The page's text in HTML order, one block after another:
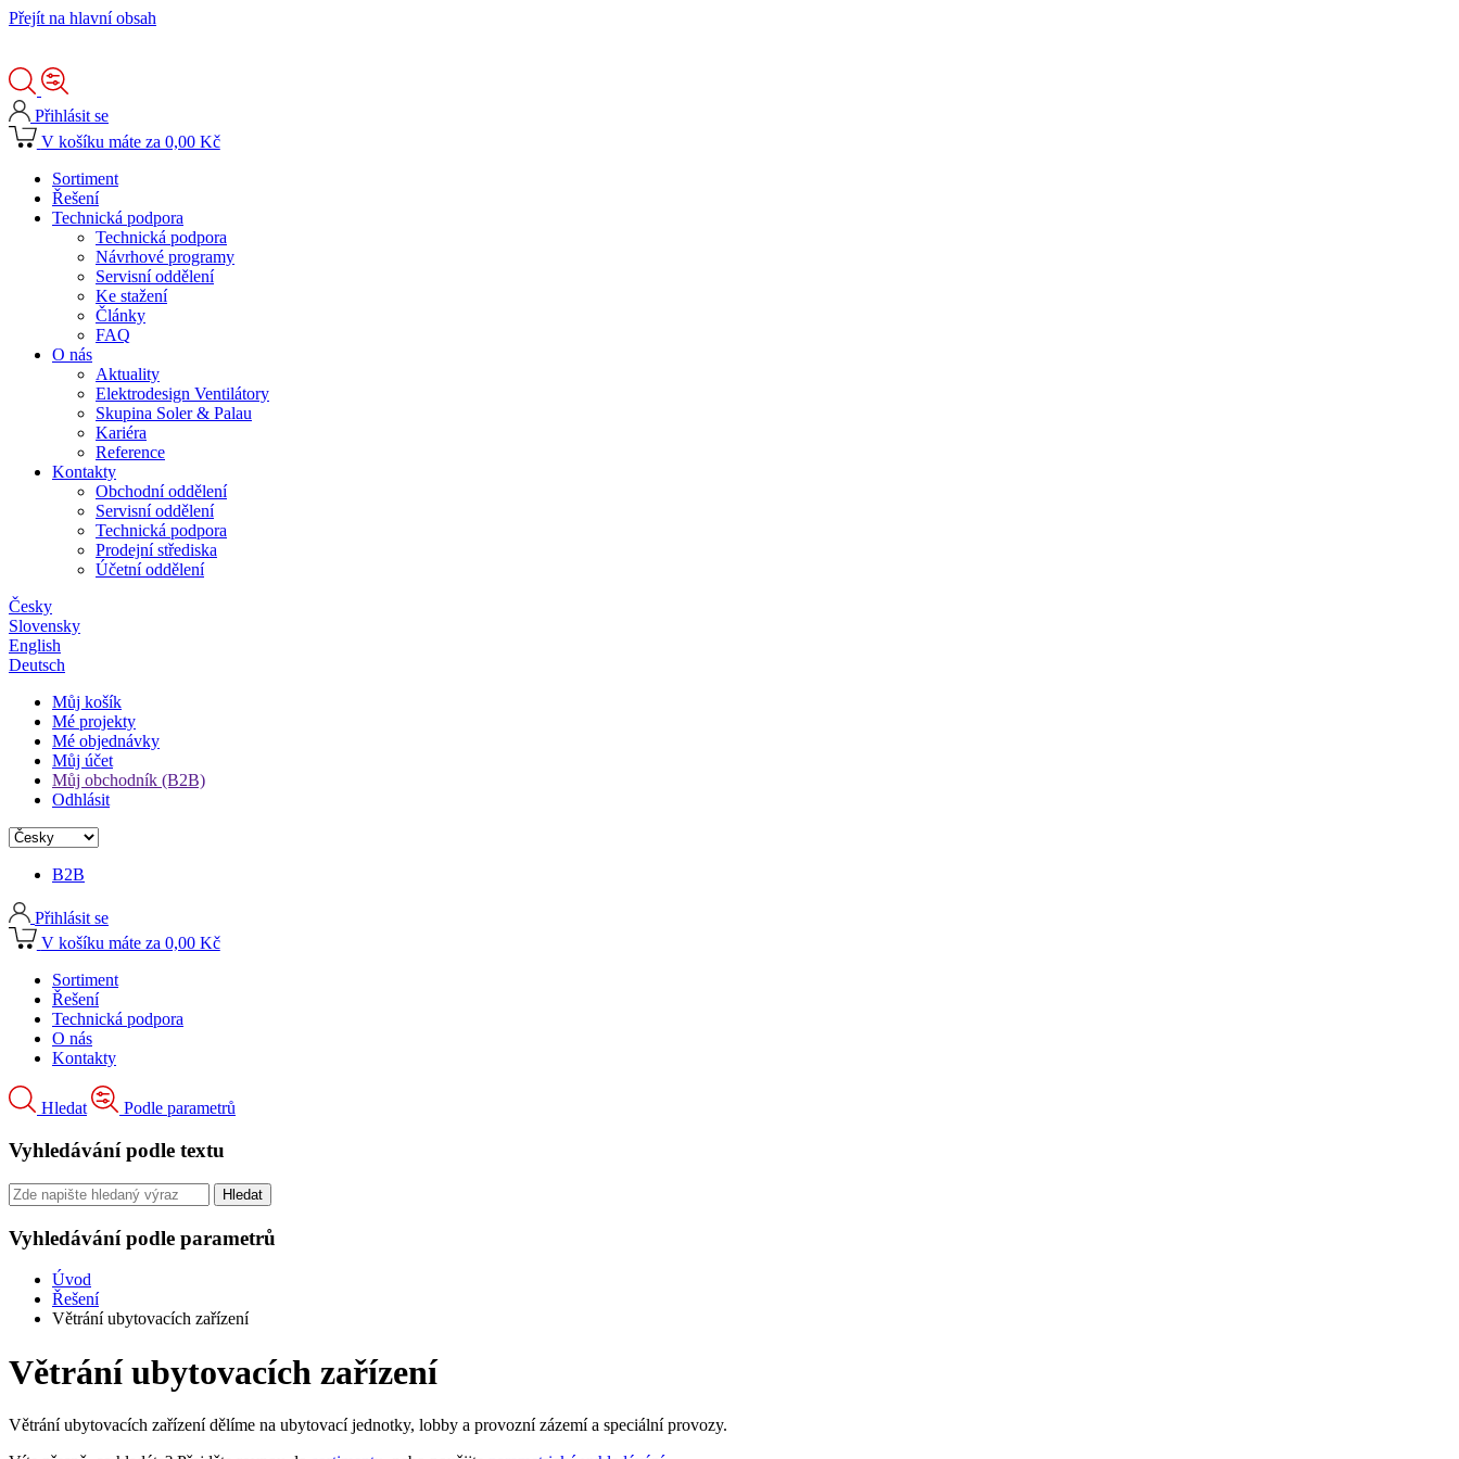
Přejít na hlavní obsah
Přihlásit se
V košíku máte za 0,00 Kč
Sortiment
Řešení
Technická podpora
Technická podpora
Návrhové programy
Servisní oddělení
Ke stažení
Články
FAQ
O nás
Aktuality
Elektrodesign Ventilátory
Skupina Soler & Palau
Kariéra
Reference
Kontakty
Obchodní oddělení
Servisní oddělení
Technická podpora
Prodejní střediska
Účetní oddělení
Česky
Slovensky
English
Deutsch
Můj košík
Mé projekty
Mé objednávky
Můj účet
Můj obchodník (B2B)
Odhlásit
B2B
Přihlásit se
V košíku máte za 0,00 Kč
Sortiment
Řešení
Technická podpora
O nás
Kontakty
Hledat Podle parametrů
Vyhledávání podle textu
Vyhledávání podle parametrů
Úvod
Řešení
Větrání ubytovacích zařízení
Větrání ubytovacích zařízení
Větrání ubytovacích zařízení dělíme na ubytovací jednotky, lobby a provozní zázemí a speciální provozy.